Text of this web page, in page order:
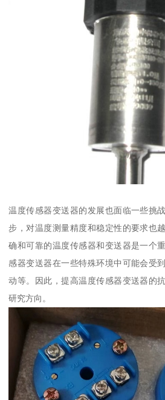
温度传感器变送器的发展也面临一些挑
步，对温度测量精度和稳定性的要求也
确和可靠的温度传感器和变送器是一个
感器变送器在一些特殊环境中可能会受
动等。因此，提高温度传感器变送器的
研究方向。